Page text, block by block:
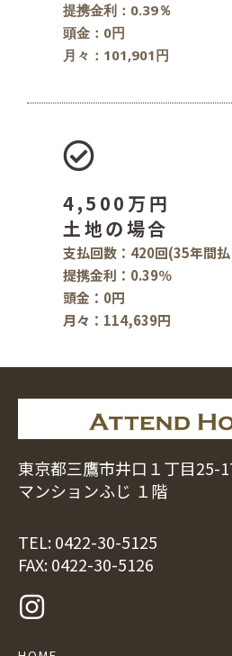
提携金利：0.39％
頭金：0円
月々：101,901円
4,500万円
土地の場合
支払回数：420回(35年間
提携金利：0.39％
頭金：0円
月々：114,639円
東京都三鷹市井口１丁目25-
マンションふじ １階
TEL:0422-30-5125
FAX: 0422-30-5126